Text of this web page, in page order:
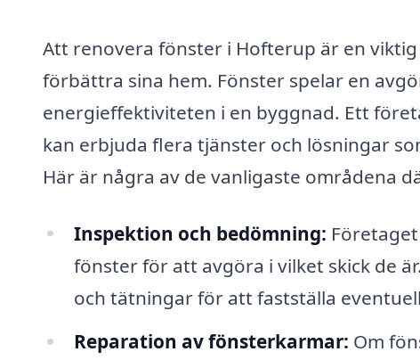
Att renovera fönster i Hofterup är en
förbättra sina hem. Fönster spelar en
energieffektiviteten i en byggnad. Ett
kan erbjuda flera tjänster och lösningar
Här är några av de vanligaste områdena
Inspektion och bedömning:
fönster för att avgöra i vilket skick de
och tätningar för att fastställa
Reparation av fönsterkarmar: Om